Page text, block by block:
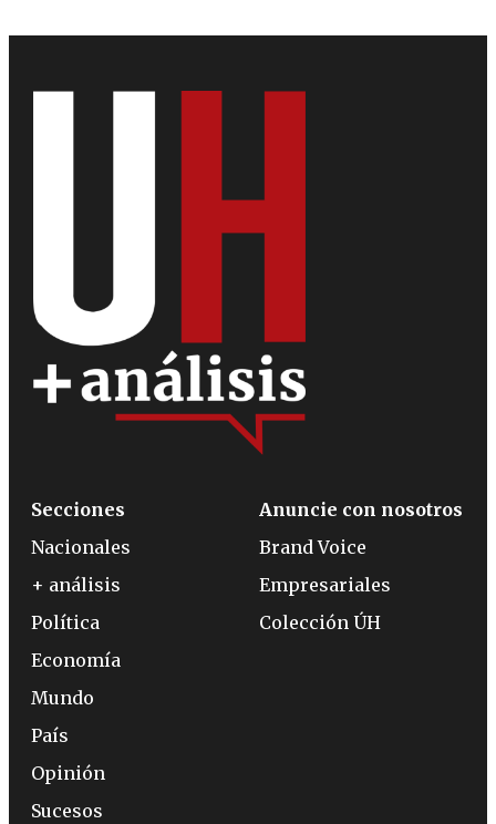
Secciones
Nacionales
+ análisis
Política
Economía
Mundo
País
Opinión
Sucesos
Anuncie con nosotros
Brand Voice
Empresariales
Colección ÚH